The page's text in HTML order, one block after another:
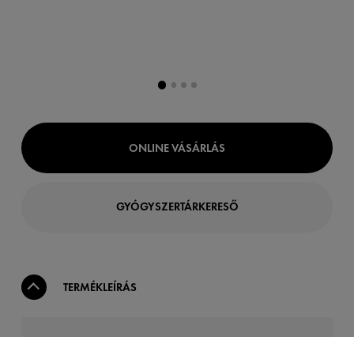
ONLINE VÁSÁRLÁS
GYÓGYSZERTÁRKERESŐ
TERMÉKLEÍRÁS